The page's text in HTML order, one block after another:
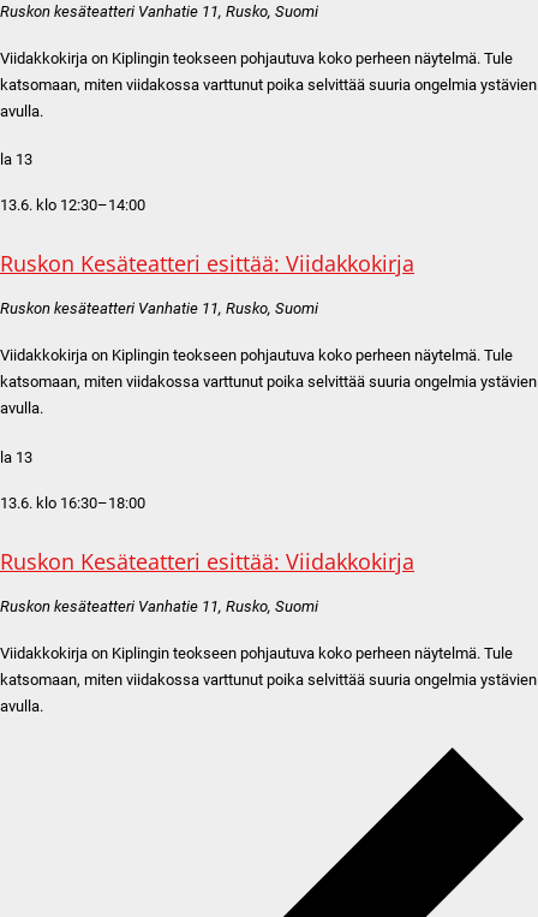
Ruskon kesäteatteri Vanhatie 11, Rusko, Suomi
Viidakkokirja on Kiplingin teokseen pohjautuva koko perheen näytelmä. Tule
katsomaan, miten viidakossa varttunut poika selvittää suuria ongelmia ystävien
avulla.
la 13
13.6. klo 12:30–14:00
Ruskon Kesäteatteri esittää: Viidakkokirja
Ruskon kesäteatteri Vanhatie 11, Rusko, Suomi
Viidakkokirja on Kiplingin teokseen pohjautuva koko perheen näytelmä. Tule
katsomaan, miten viidakossa varttunut poika selvittää suuria ongelmia ystävien
avulla.
la 13
13.6. klo 16:30–18:00
Ruskon Kesäteatteri esittää: Viidakkokirja
Ruskon kesäteatteri Vanhatie 11, Rusko, Suomi
Viidakkokirja on Kiplingin teokseen pohjautuva koko perheen näytelmä. Tule
katsomaan, miten viidakossa varttunut poika selvittää suuria ongelmia ystävien
avulla.